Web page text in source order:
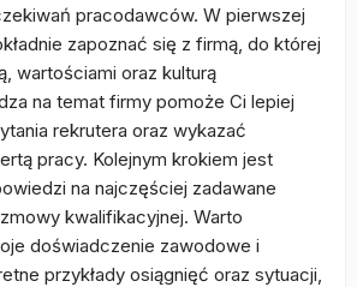
pracodawców. W pierwszej
zapoznać się z firmą, do której
wartościami oraz kulturą
na temat firmy pomoże Ci lepiej
rekrutera oraz wykazać
pracy. Kolejnym krokiem jest
na najczęściej zadawane
kwalifikacyjnej. Warto
doświadczenie zawodowe i
przykłady osiągnięć oraz sytuacji,